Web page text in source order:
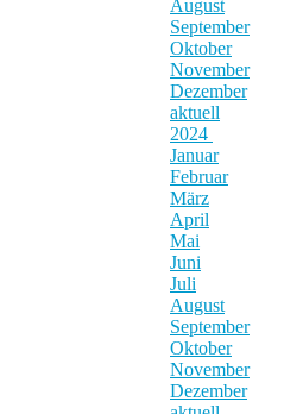
August
September
Oktober
November
Dezember
aktuell
2024
Januar
Februar
März
April
Mai
Juni
Juli
August
September
Oktober
November
Dezember